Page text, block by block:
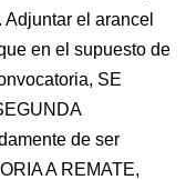
el arancel
en el supuesto de
SE
de ser
A REMATE,